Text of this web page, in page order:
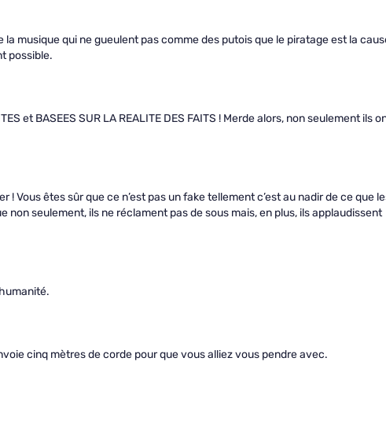
la musique qui ne gueulent pas comme des putois que le piratage est la
possible.
et BASEES SUR LA REALITE DES FAITS ! Merde alors, non seulement ils
Vous êtes sûr que ce n’est pas un fake tellement c’est au nadir de ce que
seulement, ils ne réclament pas de sous mais, en plus, ils applaudissent
cinq mètres de corde pour que vous alliez vous pendre avec.